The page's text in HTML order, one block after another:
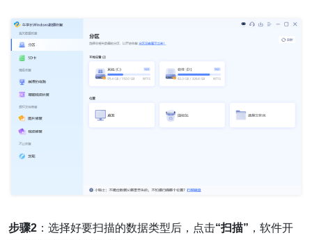
步骤2 ：选择好要扫描的数据类型后，点击“扫描” ，软件开